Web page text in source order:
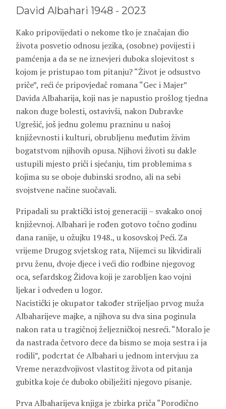
David Albahari 1948 - 2023
Kako pripovijedati o nekome tko je značajan dio
života posvetio odnosu jezika, (osobne) povijesti i
pamćenja a da se ne iznevjeri duboka slojevitost s
kojom je pristupao tom pitanju? “Život je odsustvo
priče”, reći će pripovjedač romana “Gec i Majer”
Davida Albaharija, koji nas je napustio prošlog tjedna
nakon duge bolesti, ostavivši, nakon Dubravke
Ugrešić, još jednu golemu prazninu u našoj
književnosti i kulturi, obrubljenu međutim živim
bogatstvom njihovih opusa. Njihovi životi su dakle
ustupili mjesto priči i sjećanju, tim problemima s
kojima su se oboje dubinski srodno, ali na sebi
svojstvene načine suočavali.
Pripadali su praktički istoj generaciji – svakako onoj
književnoj. Albahari je rođen gotovo točno godinu
dana ranije, u ožujku 1948., u kosovskoj Peći. Za
vrijeme Drugog svjetskog rata, Nijemci su likvidirali
prvu ženu, dvoje djece i veći dio rodbine njegovog
oca, sefardskog Židova koji je zarobljen kao vojni
ljekar i odveden u logor.
Nacistički je okupator također strijeljao prvog muža
Albaharijeve majke, a njihova su dva sina poginula
nakon rata u tragičnoj željezničkoj nesreći. “Moralo je
da nastrada četvoro dece da bismo se moja sestra i ja
rodili”, podcrtat će Albahari u jednom intervjuu za
Vreme nerazdvojivost vlastitog života od pitanja
gubitka koje će duboko obilježiti njegovo pisanje.
Prva Albaharijeva knjiga je zbirka priča “Porodično